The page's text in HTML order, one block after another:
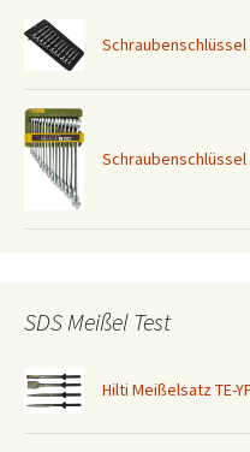
Schraubenschlüssel
Schraubenschlüssel
SDS Meißel Test
Hilti Meißelsatz TE-